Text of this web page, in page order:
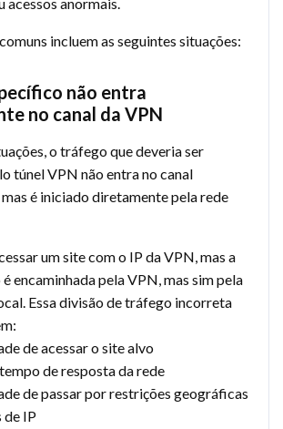
incluem as seguintes situações:
não entra
no canal da VPN
o tráfego que deveria ser
túnel VPN não entra no canal
é iniciado diretamente pela rede
um site com o IP da VPN, mas a
encaminhada pela VPN, mas sim pela
Essa divisão de tráfego incorreta
de acessar o site alvo
de resposta da rede
de passar por restrições geográficas
de IP